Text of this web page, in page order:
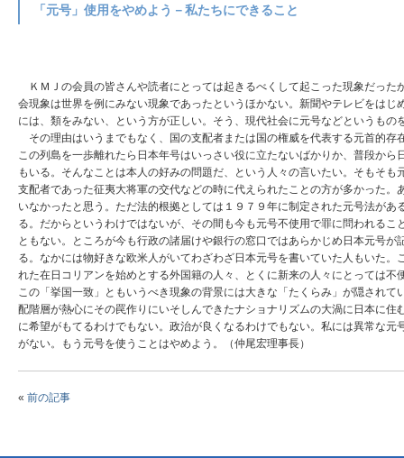
「元号」使用をやめよう－私たちにできること
ＫＭＪの会員の皆さんや読者にとっては起きるべくして起こった現象だっ
会現象は世界を例にみない現象であったというほかない。新聞やテレビをは
には、類をみない、という方が正しい。そう、現代社会に元号などというもの
その理由はいうまでもなく、国の支配者または国の権威を代表する元首的
この列島を一歩離れたら日本年号はいっさい役に立たないばかりか、普段か
もいる。そんなことは本人の好みの問題だ、という人々の言いたい。そもそ
支配者であった征夷大将軍の交代などの時に代えられたことの方が多かった
いなかったと思う。ただ法的根拠としては１９７９年に制定された元号法が
る。だからというわけではないが、その間も今も元号不使用で罪に問われる
ともない。ところが今も行政の諸届けや銀行の窓口ではあらかじめ日本元号
る。なかには物好きな欧米人がいてわざわざ日本元号を書いていた人もいた
れた在日コリアンを始めとする外国籍の人々、とくに新来の人々にとっては
この「挙国一致」ともいうべき現象の背景には大きな「たくらみ」が隠され
配階層が熱心にその罠作りにいそしんできたナショナリズムの大渦に日本に
に希望がもてるわけでもない。政治が良くなるわけでもない。私には異常な
がない。もう元号を使うことはやめよう。（仲尾宏理事長）
« 前の記事